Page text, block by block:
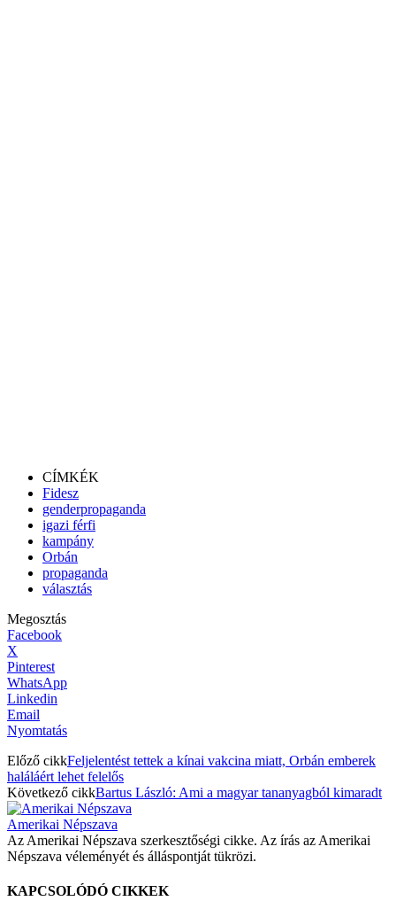
CÍMKÉK
Fidesz
genderpropaganda
igazi férfi
kampány
Orbán
propaganda
választás
Megosztás
Facebook
X
Pinterest
WhatsApp
Linkedin
Email
Nyomtatás
Előző cikkFeljelentést tettek a kínai vakcina miatt, Orbán emberek
haláláért lehet felelős
Következő cikkBartus László: Ami a magyar tananyagból kimaradt
Amerikai Népszava
Az Amerikai Népszava szerkesztőségi cikke. Az írás az Amerikai
Népszava véleményét és álláspontját tükrözi.
KAPCSOLÓDÓ CIKKEK